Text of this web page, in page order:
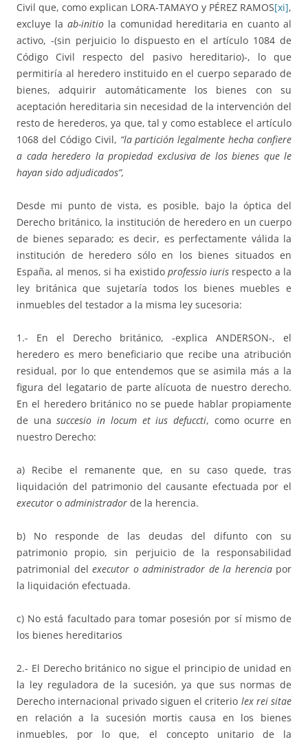
Civil que, como explican LORA-TAMAYO y PÉREZ RAMOS[xi],
excluye la ab-initiola comunidad hereditaria en cuanto al
activo, -(sin perjuicio lo dispuesto en el artículo 1084 de
Código Civil respecto del pasivo hereditario)-, lo que
permitiría al heredero instituido en el cuerpo separado de
bienes, adquirir automáticamente los bienes con su
aceptación hereditaria sin necesidad de la intervención del
resto de herederos, ya que, tal y como establece el artículo
1068 del Código Civil, “la partición legalmente hecha confiere
a cada heredero la propiedad exclusiva de los bienes que le
hayan sido adjudicados”,
Desde mi punto de vista, es posible, bajo la óptica del
Derecho británico, la institución de heredero en un cuerpo
de bienes separado; es decir, es perfectamente válida la
institución de heredero sólo en los bienes situados en
España, al menos, si ha existido professio iuris respecto a la
ley británica que sujetaría todos los bienes muebles e
inmuebles del testador a la misma ley sucesoria:
1.- En el Derecho británico, -explica ANDERSON-, el
heredero es mero beneficiario que recibe una atribución
residual, por lo que entendemos que se asimila más a la
figura del legatario de parte alícuota de nuestro derecho.
En el heredero británico no se puede hablar propiamente
de unasuccesio in locum et ius defuccti, como ocurre en
nuestro Derecho:
a) Recibe el remanente que, en su caso quede, tras
liquidación del patrimonio del causante efectuada por el
executor o administrador de la herencia.
b) No responde de las deudas del difunto con su
patrimonio propio, sin perjuicio de la responsabilidad
patrimonial del executor o administrador de la herenciapor
la liquidación efectuada.
c) No está facultado para tomar posesión por sí mismo de
los bienes hereditarios
2.- El Derecho británico no sigue el principio de unidad en
la ley reguladora de la sucesión, ya que sus normas de
Derecho internacional privado siguen el criterio lex rei sitae
en relación a la sucesión mortis causa en los bienes
inmuebles, por lo que, el concepto unitario de la